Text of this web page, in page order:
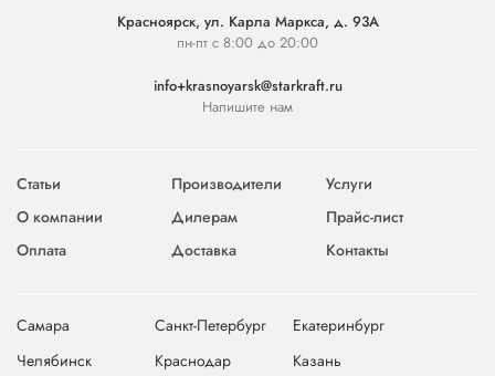
Красноярск, ул. Карла Маркса, д. 93А
пн-пт с 8:00 до 20:00
info+krasnoyarsk@starkraft.ru
Напишите нам
Статьи Производители
Услуги
О компании
Дилерам
Прайс-лист
Оплата
Доставка Контакты
Самара Санкт-Петербург
Екатеринбург
Челябинск
Краснодар Казань